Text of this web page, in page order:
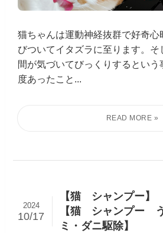
猫ちゃんは運動神経抜群で好奇
びついてイタズラに至ります。そ
間が気づいてびっくりするとい
度あったこと...
【猫 シャンプー】
【猫 シャンプー
ミ・ダニ駆除】
2024
10/17